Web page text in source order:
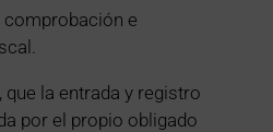
e
la entrada y registro
por el propio obligado